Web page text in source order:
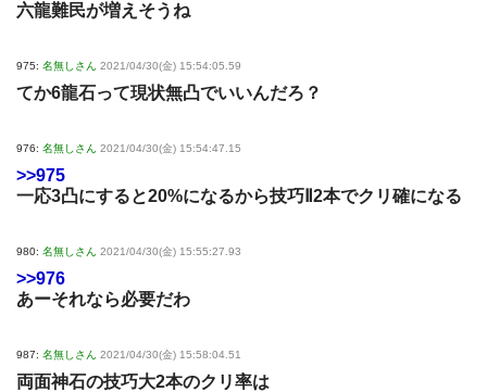
六龍難民が増えそうね
975: 名無しさん 2021/04/30(金) 15:54:05.59
てか6龍石って現状無凸でいいんだろ？
976: 名無しさん 2021/04/30(金) 15:54:47.15
>>975
一応3凸にすると20%になるから技巧Ⅱ2本でクリ確になる
980: 名無しさん 2021/04/30(金) 15:55:27.93
>>976
あーそれなら必要だわ
987: 名無しさん 2021/04/30(金) 15:58:04.51
両面神石の技巧大2本のクリ率は